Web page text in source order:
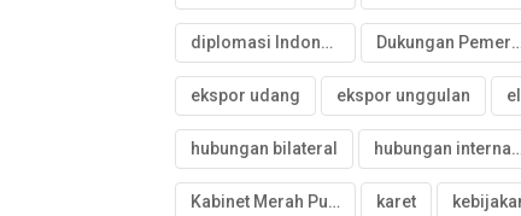
diplomasi Indonesia Dukungan Pemerintah
ekspor udang ekspor unggulan
hubungan bilateral hubungan internasional
Kabinet Merah Putih karet